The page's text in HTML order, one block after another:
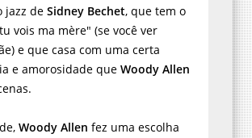
jazz de Sidney Bechet, que tem o
vois ma mère" (se você ver
e que casa com uma certa
e amorosidade que Woody Allen
Woody Allen fez uma escolha